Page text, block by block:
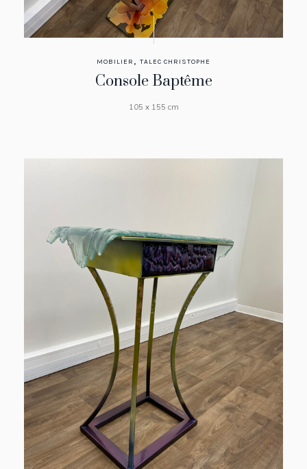
MOBILIER ,TALEC CHRISTOPHE
Console Baptême
105 x 155 cm